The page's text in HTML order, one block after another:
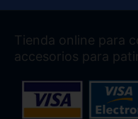
Tienda online para
accesorios para